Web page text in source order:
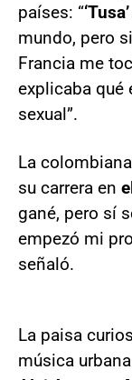
países: “‘Tusa’
mundo, pero
Francia me
explicaba qué
sexual”.
La
su carrera en
gané, pero sí
empezó mi
señaló.
La paisa
música